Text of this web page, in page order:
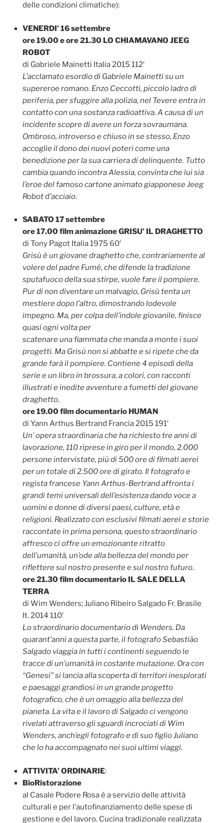
delle condizioni climatiche):
VENERDI’ 16 settembre
ore 19.00 e ore 21.30 LO CHIAMAVANO JEEG
ROBOT
di Gabriele Mainetti Italia 2015 112′
L’acclamato esordio di Gabriele Mainetti su un
supereroe romano. Enzo Ceccotti, piccolo ladro di
periferia, per sfuggire alla polizia, nel Tevere entra in
contatto con una sostanza radioattiva. A causa di un
incidente scopre di avere un forza sovraumana.
Ombroso, introverso e chiuso in se stesso, Enzo
accoglie il dono dei nuovi poteri come una
benedizione per la sua carriera di delinquente. Tutto
cambia quando incontra Alessia, convinta che lui sia
l’eroe del famoso cartone animato giapponese Jeeg
Robot d’acciaio.
SABATO 17 settembre
ore 17.00 film animazione GRISU’ IL DRAGHETTO
di Tony Pagot Italia 1975 60′
Grisù è un giovane draghetto che, contrariamente al
volere del padre Fumé, che difende la tradizione
sputafuoco della sua stirpe, vuole fare il pompiere.
Pur di non diventare un malvagio, Grisù tenta un
mestiere dopo l’altro, dimostrando lodevole
impegno. Ma, per colpa dell’indole giovanile, finisce
quasi ogni volta per
scatenare una fiammata che manda a monte i suoi
progetti. Ma Grisù non si abbatte e si ripete che da
grande farà il pompiere. Contiene 4 episodi della
serie e un libro in brossura, a colori, con racconti
illustrati e inedite avventure a fumetti del giovane
draghetto.
ore 19.00 film documentario HUMAN
di Yann Arthus Bertrand Francia 2015 191′
Un’ opera straordinaria che ha richiesto tre anni di
lavorazione, 110 riprese in giro per il mondo, 2.000
persone intervistate, piú di 500 ore di filmati aerei
per un totale di 2.500 ore di girato. Il fotografo e
regista francese Yann Arthus-Bertrand affronta i
grandi temi universali dell’esistenza dando voce a
uomini e donne di diversi paesi, culture, età e
religioni. Realizzato con esclusivi filmati aerei e storie
raccontate in prima persona, questo straordinario
affresco ci offre un emozionante ritratto
dell’umanità, un’ode alla bellezza del mondo per
riflettere sul nostro presente e sul nostro futuro.
ore 21.30 film documentario IL SALE DELLA
TERRA
di Wim Wenders; Juliano Ribeiro Salgado Fr. Brasile
It. 2014 110′
Lo straordinario documentario di Wenders. Da
quarant’anni a questa parte, il fotografo Sebastião
Salgado viaggia in tutti i continenti seguendo le
tracce di un’umanità in costante mutazione. Ora con
“Genesi” si lancia alla scoperta di territori inesplorati
e paesaggi grandiosi in un grande progetto
fotografico, che è un omaggio alla bellezza del
pianeta. La vita e il lavoro di Salgado ci vengono
rivelati attraverso gli sguardi incrociati di Wim
Wenders, anch’egli fotografo e di suo figlio Juliano
che lo ha accompagnato nei suoi ultimi viaggi.
ATTIVITA’ ORDINARIE:
BioRistorazione
al Casale Podere Rosa è a servizio delle attività
culturali e per l’autofinanziamento delle spese di
gestione e del lavoro. Cucina tradizionale realizzata